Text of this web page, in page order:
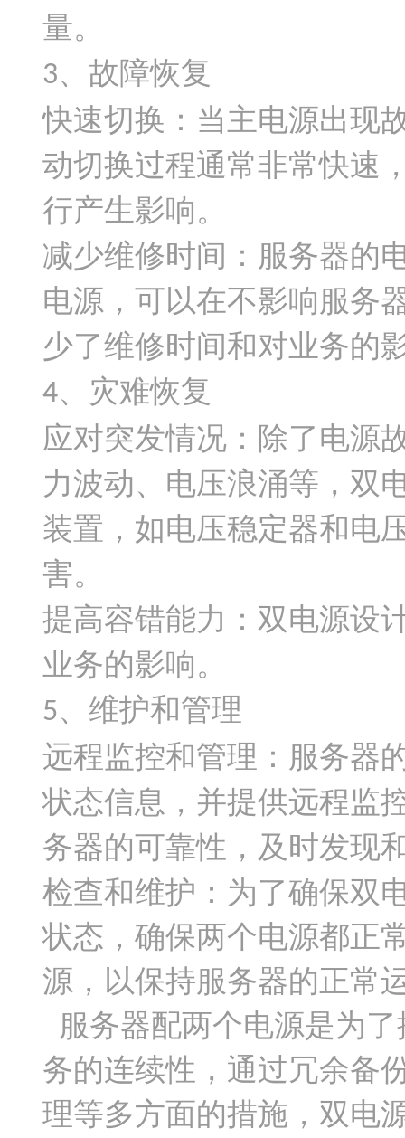
量。
3、故障恢复
快速切换：当主电源出现
动切换过程通常非常快速
行产生影响。
减少维修时间：服务器的
电源，可以在不影响服务
少了维修时间和对业务的
4、灾难恢复
应对突发情况：除了电源
力波动、电压浪涌等，双
装置，如电压稳定器和电
害。
提高容错能力：双电源设
业务的影响。
5、维护和管理
远程监控和管理：服务器
状态信息，并提供远程监
务器的可靠性，及时发现
检查和维护：为了确保双
状态，确保两个电源都正
源，以保持服务器的正常
服务器配两个电源是为
务的连续性，通过冗余备
理等多方面的措施，双电